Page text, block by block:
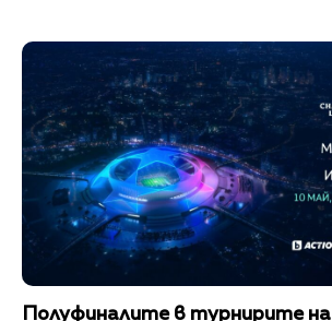
Полуфиналите в турнирите